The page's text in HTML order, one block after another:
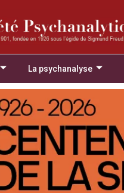
La psychanalyse